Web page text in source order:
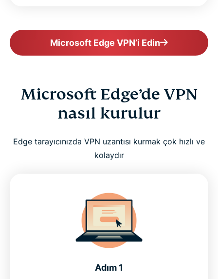
Microsoft Edge VPN’i Edin
Microsoft Edge’de VPN
nasıl kurulur
Edge tarayıcınızda VPN uzantısı kurmak çok hızlı ve
kolaydır
Adım 1